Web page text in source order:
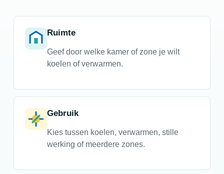
Ruimte
Geef door welke kamer of zone je wilt
koelen of verwarmen.
Gebruik
Kies tussen koelen, verwarmen, stille
werking of meerdere zones.